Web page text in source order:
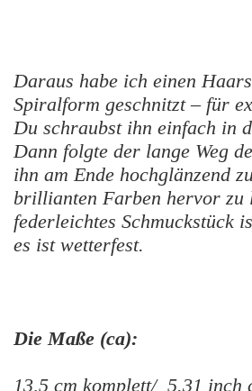
Daraus habe ich einen
Spiralform geschnitzt – für
Du schraubst ihn einfach in
Dann folgte der lange Weg
ihn am Ende hochglänzend
brillianten Farben hervor zu
federleichtes Schmuckstück
es ist wetterfest.
Die Maße (ca):
13,5 cm komplett/ 5.31 inch